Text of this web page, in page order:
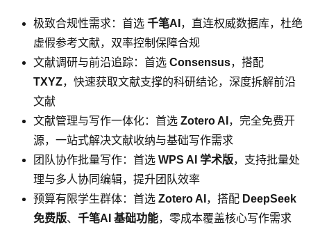
极致合规性需求：首选 千笔AI ，直连权威数据库，杜绝
虚假参考文献，双率控制保障合规
文献调研与前沿追踪：首选 Consensus，搭配
TXYZ，快速获取文献支撑的科研结论，深度拆解前沿
文献
文献管理与写作一体化：首选 Zotero AI ，完全免费开
源，一站式解决文献收纳与基础写作需求
团队协作批量写作：首选 WPS AI 学术版，支持批量处
理与多人协同编辑，提升团队效率
预算有限学生群体：首选 Zotero AI ，搭配 DeepSeek
免费版、 千笔AI 基础功能，零成本覆盖核心写作需求